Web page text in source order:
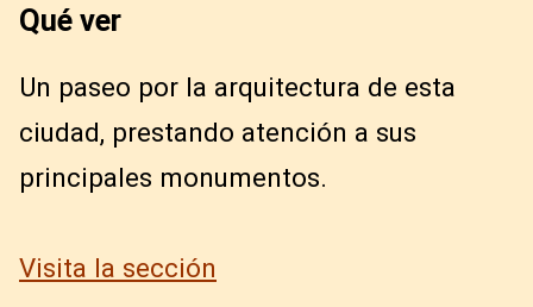
Qué ver
Un paseo por la arquitectura de esta
ciudad, prestando atención a sus
principales monumentos.
Visita la sección